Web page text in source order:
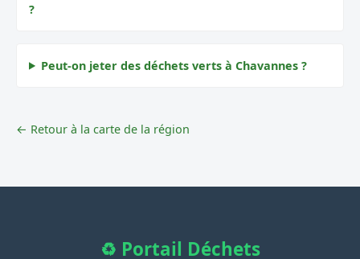
?
Peut-on jeter des déchets verts à Chavannes ?
← Retour à la carte de la région
♻️ Portail Déchets